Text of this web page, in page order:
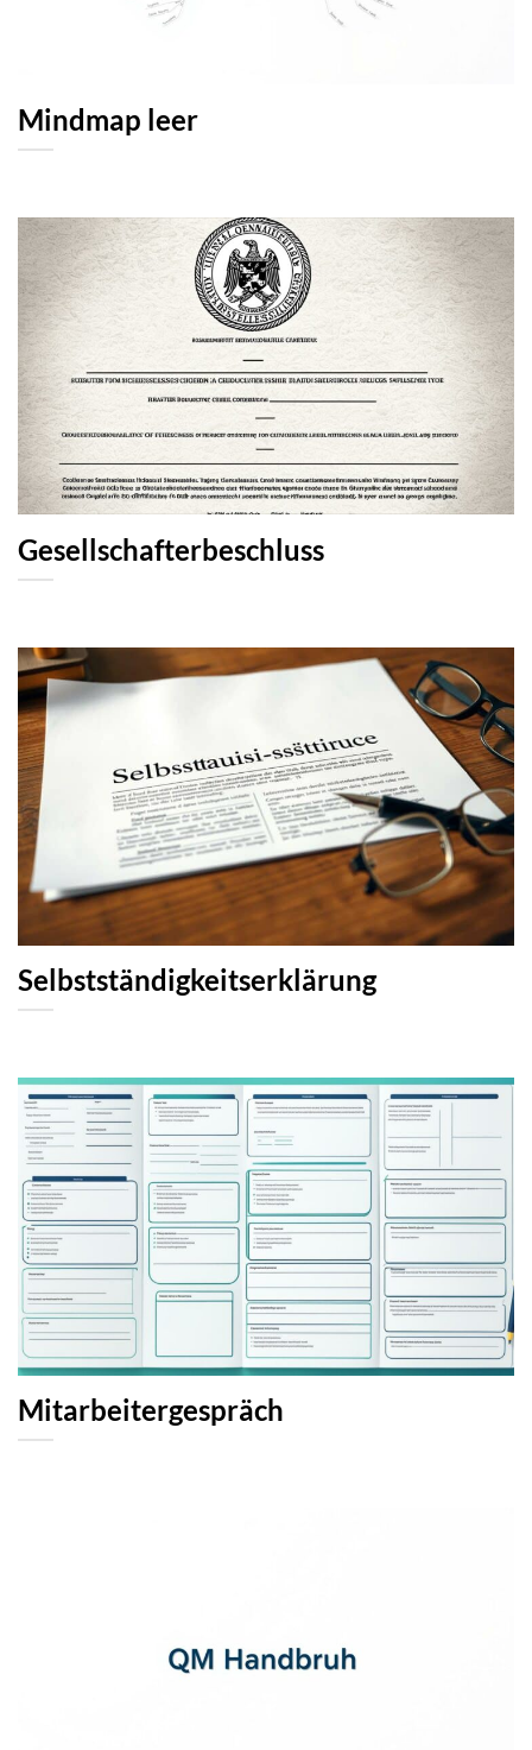
Mindmap leer
Gesellschafterbeschluss
Selbstständigkeitserklärung
Mitarbeitergespräch